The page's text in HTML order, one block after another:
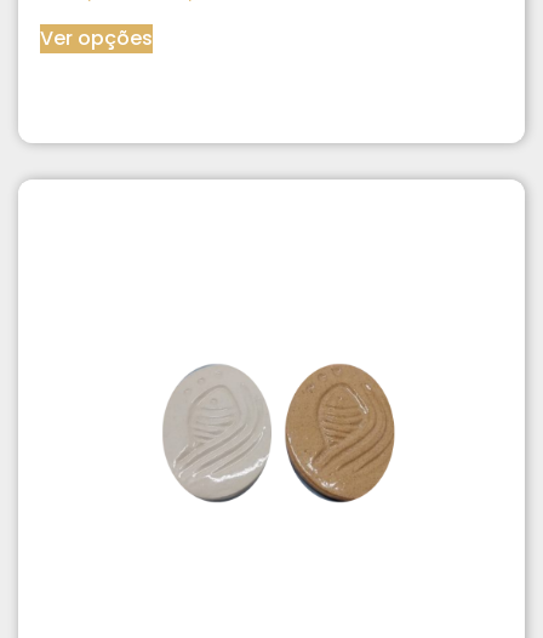
Ver opções